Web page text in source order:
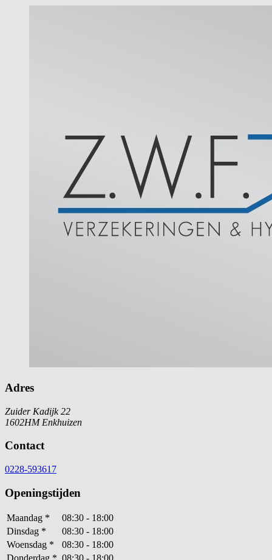
Adres
Zuider Kadijk 22
1602HM Enkhuizen
Contact
0228-593617
Openingstijden
Maandag *
08:30 - 18:00
Dinsdag *
08:30 - 18:00
Woensdag *
08:30 - 18:00